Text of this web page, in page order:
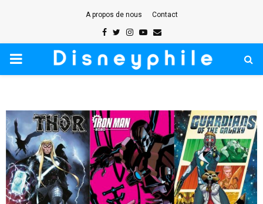
A propos de nous Contact
Facebook
TwitterInstagram
Youtube
Email
PRIMARY